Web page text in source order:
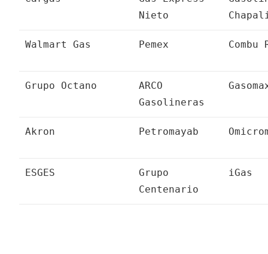
Nieto
Walmart Gas Pemex Combu
Grupo Octano
ARCO
Gasolineras
Akron Petromayab
ESGES
Grupo
Centenario
iGas